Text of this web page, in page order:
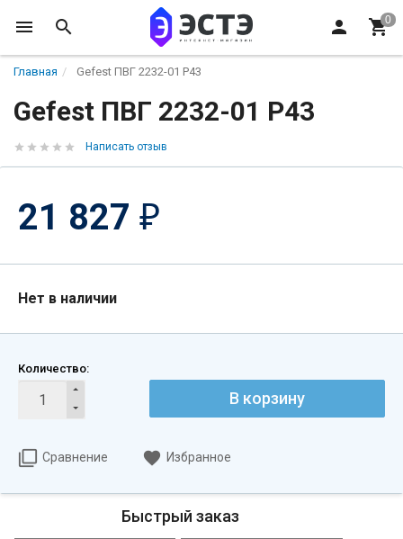
Главная Gefest ПВГ 2232-01 Р43
Gefest ПВГ 2232-01 Р43
Написать отзыв
21 827 ₽
Нет в наличии
Количество:
В корзину
Сравнение Избранное
Быстрый заказ